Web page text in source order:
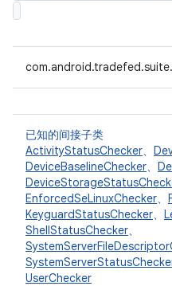
已知的间接子类
ActivityStatusChecker、
DeviceBaselineChecker、
EnforcedSeLinuxChecker、
KeyguardStatusChecker、
ShellStatusChecker、
UserChecker